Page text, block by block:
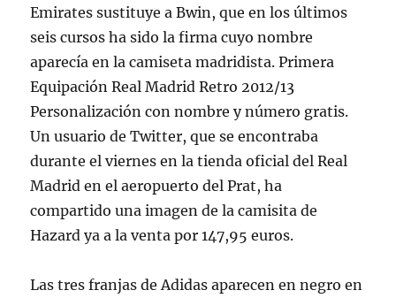
Emirates sustituye a Bwin, que en los últimos
seis cursos ha sido la firma cuyo nombre
aparecía en la camiseta madridista. Primera
Equipación Real Madrid Retro 2012/13
Personalización con nombre y número gratis.
Un usuario de Twitter, que se encontraba
durante el viernes en la tienda oficial del Real
Madrid en el aeropuerto del Prat, ha
compartido una imagen de la camisita de
Hazard ya a la venta por 147,95 euros.
Las tres franjas de Adidas aparecen en negro en